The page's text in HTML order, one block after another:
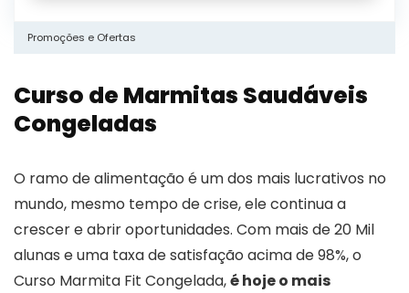
Promoções e Ofertas
Curso de Marmitas Saudáveis
Congeladas
O ramo de alimentação é um dos mais lucrativos no
mundo, mesmo tempo de crise, ele continua a
crescer e abrir oportunidades. Com mais de 20 Mil
alunas e uma taxa de satisfação acima de 98%, o
Curso Marmita Fit Congelada,é hoje o mais